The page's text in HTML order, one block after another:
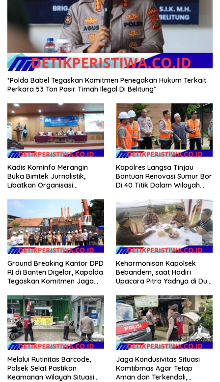
*Polda Babel Tegaskan Komitmen Penegakan Hukum Terkait
Perkara 53 Ton Pasir Timah Ilegal Di Belitung*
Kadis Kominfo Merangin
Buka Bimtek Jurnalistik,
Libatkan Organisasi
Kapolres Langsa Tinjau
Bantuan Renovasi Sumur Bor
Di 40 Titik Dalam Wilayah
Ground Breaking Kantor DPD
RI di Banten Digelar, Kapolda
Tegaskan Komitmen Jaga
Keharmonisan Kapolsek
Bebandem, saat Hadiri
Upacara Pitra Yadnya di Dua
Melalui Rutinitas Barcode,
Polsek Selat Pastikan
Keamanan Wilayah Situasi
Jaga Kondusivitas Situasi
Kamtibmas Agar Tetap
Aman dan Terkendali,